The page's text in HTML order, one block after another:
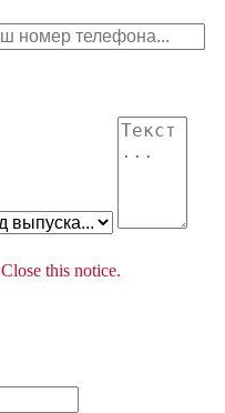
Close this notice.